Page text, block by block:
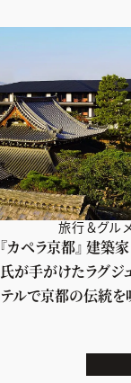
旅行＆グル
『カペラ京都』 建築
氏が手がけたラグジ
テルで京都の伝統を